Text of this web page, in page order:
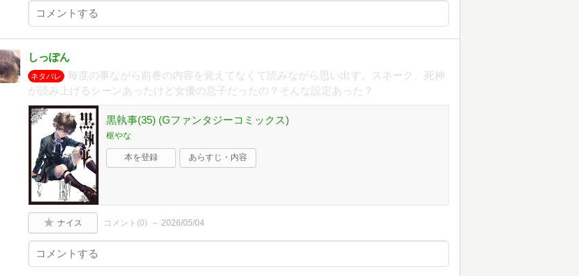
しっぽん
ネタバレ
毎度の事ながら前巻の内容を覚えてなくて読みながら思い出す。スネーク、死神
が読み上げるシーンあったけど女優の息子だったの？そんな設定あった？
黒執事(35) (Gファンタジーコミックス)
枢やな
本を登録 あらすじ・内容
ナイス コメント(0) 2026/05/04